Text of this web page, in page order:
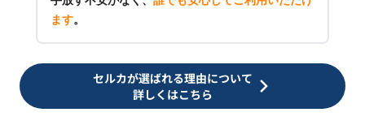
ます。
セルカが選ばれる理由について
詳しくはこちら